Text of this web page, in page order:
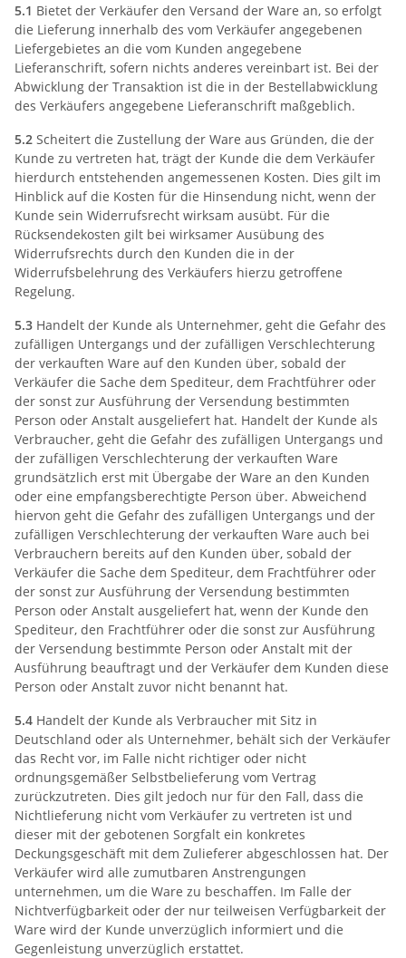
5.1 Bietet der Verkäufer den Versand der Ware an, so erfolgt
die Lieferung innerhalb des vom Verkäufer angegebenen
Liefergebietes an die vom Kunden angegebene
Lieferanschrift, sofern nichts anderes vereinbart ist. Bei der
Abwicklung der Transaktion ist die in der Bestellabwicklung
des Verkäufers angegebene Lieferanschrift maßgeblich.
5.2 Scheitert die Zustellung der Ware aus Gründen, die der
Kunde zu vertreten hat, trägt der Kunde die dem Verkäufer
hierdurch entstehenden angemessenen Kosten. Dies gilt im
Hinblick auf die Kosten für die Hinsendung nicht, wenn der
Kunde sein Widerrufsrecht wirksam ausübt. Für die
Rücksendekosten gilt bei wirksamer Ausübung des
Widerrufsrechts durch den Kunden die in der
Widerrufsbelehrung des Verkäufers hierzu getroffene
Regelung.
5.3 Handelt der Kunde als Unternehmer, geht die Gefahr des
zufälligen Untergangs und der zufälligen Verschlechterung
der verkauften Ware auf den Kunden über, sobald der
Verkäufer die Sache dem Spediteur, dem Frachtführer oder
der sonst zur Ausführung der Versendung bestimmten
Person oder Anstalt ausgeliefert hat. Handelt der Kunde als
Verbraucher, geht die Gefahr des zufälligen Untergangs und
der zufälligen Verschlechterung der verkauften Ware
grundsätzlich erst mit Übergabe der Ware an den Kunden
oder eine empfangsberechtigte Person über. Abweichend
hiervon geht die Gefahr des zufälligen Untergangs und der
zufälligen Verschlechterung der verkauften Ware auch bei
Verbrauchern bereits auf den Kunden über, sobald der
Verkäufer die Sache dem Spediteur, dem Frachtführer oder
der sonst zur Ausführung der Versendung bestimmten
Person oder Anstalt ausgeliefert hat, wenn der Kunde den
Spediteur, den Frachtführer oder die sonst zur Ausführung
der Versendung bestimmte Person oder Anstalt mit der
Ausführung beauftragt und der Verkäufer dem Kunden diese
Person oder Anstalt zuvor nicht benannt hat.
5.4 Handelt der Kunde als Verbraucher mit Sitz in
Deutschland oder als Unternehmer, behält sich der Verkäufer
das Recht vor, im Falle nicht richtiger oder nicht
ordnungsgemäßer Selbstbelieferung vom Vertrag
zurückzutreten. Dies gilt jedoch nur für den Fall, dass die
Nichtlieferung nicht vom Verkäufer zu vertreten ist und
dieser mit der gebotenen Sorgfalt ein konkretes
Deckungsgeschäft mit dem Zulieferer abgeschlossen hat. Der
Verkäufer wird alle zumutbaren Anstrengungen
unternehmen, um die Ware zu beschaffen. Im Falle der
Nichtverfügbarkeit oder der nur teilweisen Verfügbarkeit der
Ware wird der Kunde unverzüglich informiert und die
Gegenleistung unverzüglich erstattet.